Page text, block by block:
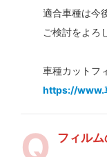
適合車種は今
ご検討をよろ
車種カットフ
https://www.
フィル